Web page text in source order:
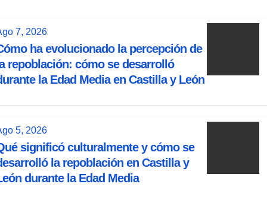
7, 2026
ha evolucionado la percepción de
repoblación: cómo se desarrolló
la Edad Media en Castilla y León
5, 2026
significó culturalmente y cómo se
la repoblación en Castilla y
durante la Edad Media